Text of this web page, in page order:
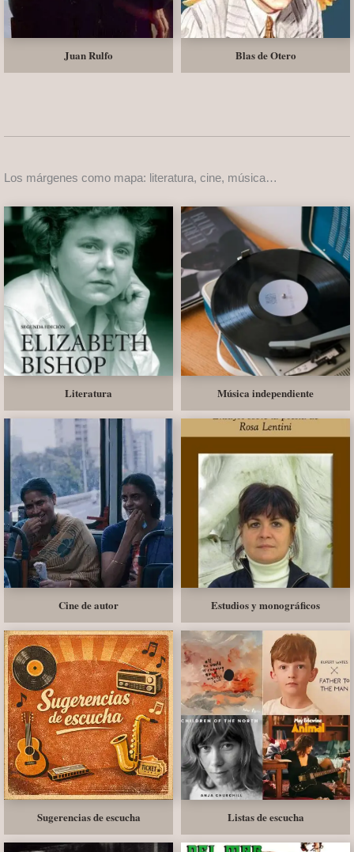
Juan Rulfo Blas de Otero
Los márgenes como mapa: literatura, cine, música…
Literatura Música independiente
Cine de autor Estudios y monográficos
Sugerencias de escucha Listas de escucha